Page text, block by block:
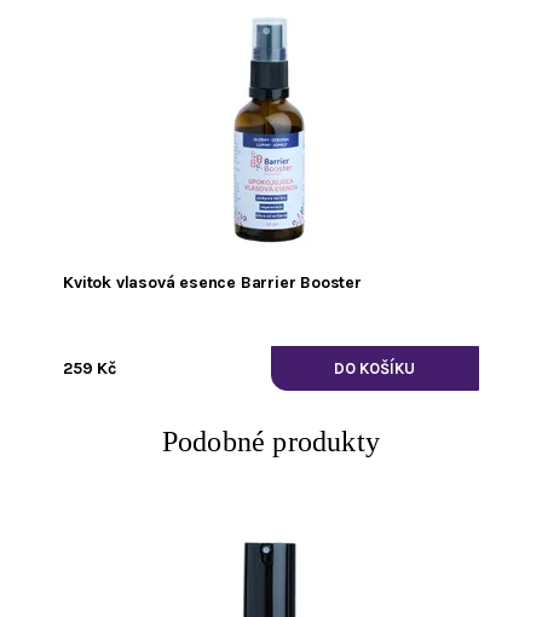
Kvitok vlasová esence Barrier Booster
259 Kč
Podobné produkty